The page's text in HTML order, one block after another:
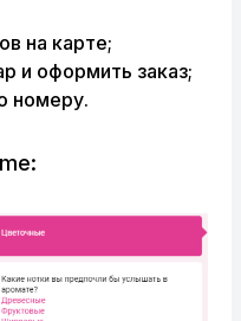
на карте;
и оформить заказ;
номеру.